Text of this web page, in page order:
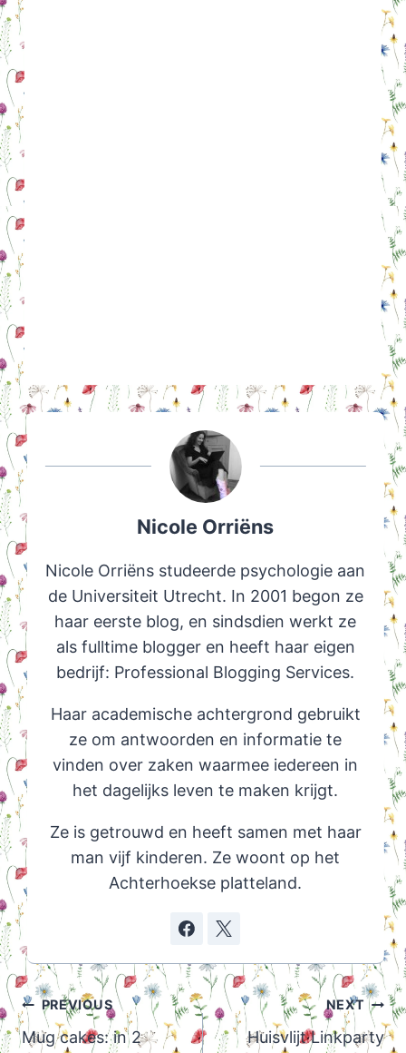
Nicole Orriëns
Nicole Orriëns studeerde psychologie aan
de Universiteit Utrecht. In 2001 begon ze
haar eerste blog, en sindsdien werkt ze
als fulltime blogger en heeft haar eigen
bedrijf: Professional Blogging Services.
Haar academische achtergrond gebruikt
ze om antwoorden en informatie te
vinden over zaken waarmee iedereen in
het dagelijks leven te maken krijgt.
Ze is getrouwd en heeft samen met haar
man vijf kinderen. Ze woont op het
Achterhoekse platteland.
Post
navigation
PREVIOUS
Mug cakes: in 2
NEXT
Huisvlijt Linkparty